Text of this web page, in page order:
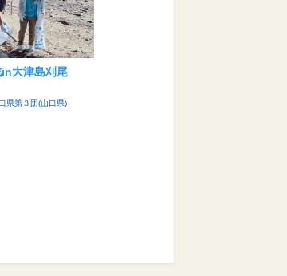
大津島刈尾
県第３団(山口県)